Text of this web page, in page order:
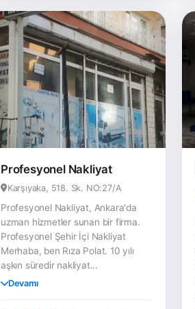
Profesyonel Nakliyat
Karşıyaka, 518. Sk. NO:27/A
Profesyonel Nakliyat, Ankara'da
uzman hizmetler sunan bir firma.
Profesyonel Şehir İçi Nakliyat
Merhaba, ben Rıza Polat. 10 yılı
aşkın süredir nakliyat...
Devamı